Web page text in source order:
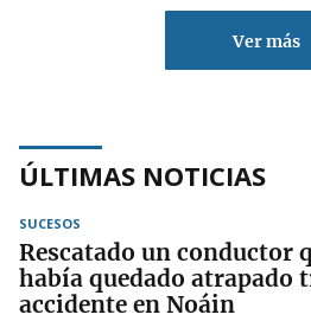
Ver más
ÚLTIMAS NOTICIAS
SUCESOS
Rescatado un conductor
había quedado atrapado
accidente en Noáin